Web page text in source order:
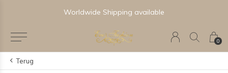
0
Worldwide Shipping available
Terug